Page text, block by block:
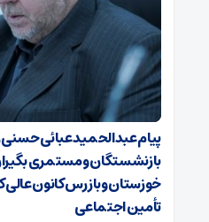
پیام عبدالحمید عبائی
بازنشستگان ومستمری
خوزستان وبازرس کانون
تأمین اجتماعی